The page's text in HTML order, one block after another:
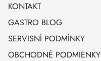
KONTAKT
GASTRO BLOG
SERVISNÍ PODMÍNKY
OBCHODNÉ PODMIENKY